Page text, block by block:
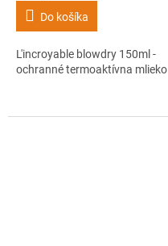
Do košíka
L'incroyable blowdry 150ml -
ochranné termoaktívna mlieko